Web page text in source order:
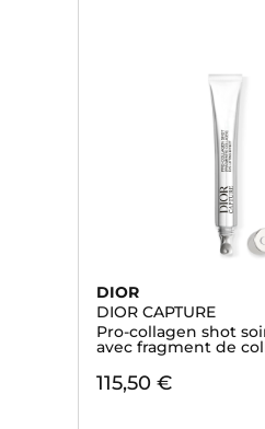
DIOR
DIOR CAPTURE
Pro-collagen shot
avec fragment de
115,50 €